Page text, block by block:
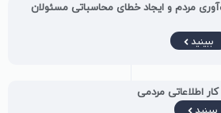
مردم و ایجاد خطای محاسباتی مسئولان
ببینید
اطلاعاتی مردمی